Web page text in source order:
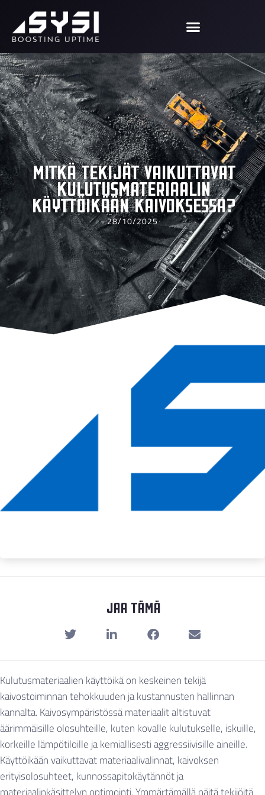
Mitkä tekijät vaikuttavat
kulutusmateriaalin
käyttöikään kaivoksessa?
28/10/2025
Jaa Tämä
Kulutusmateriaalien käyttöikä on keskeinen tekijä
kaivostoiminnan tehokkuuden ja kustannusten hallinnan
kannalta. Kaivosympäristössä materiaalit altistuvat
äärimmäisille olosuhteille, kuten kovalle kulutukselle, iskuille,
korkeille lämpötiloille ja kemiallisesti aggressiivisille aineille.
Käyttöikään vaikuttavat materiaalivalinnat, kaivoksen
erityisolosuhteet, kunnossapitokäytännöt ja